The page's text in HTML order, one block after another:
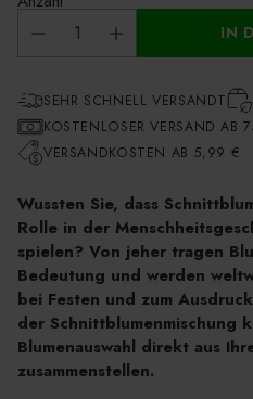
IN
SEHR SCHNELL VERSANDT
KOSTENLOSER VERSAND AB
VERSANDKOSTEN AB 5,99 €
Wussten Sie, dass
Rolle in der
spielen? Von jeher tragen
Bedeutung und werden
bei Festen und zum
der Schnittblumenmischung
Blumenauswahl direkt aus
zusammenstellen.